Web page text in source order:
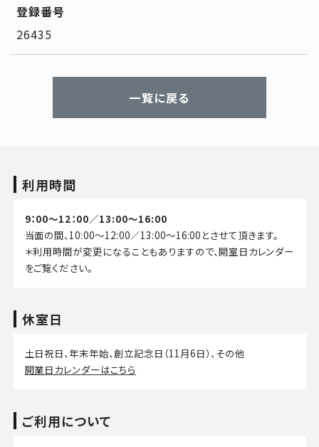
登録番号
26435
一覧に戻る
利用時間
9：00～12：00／13:00～16:00
当面の間、10:00～12:00／13:00～16:00とさせて頂きます。
＊利用時間が変更になることもありますので、開室日カレンダー
をご覧ください。
休室日
土日祝日、年末年始、創立記念日（11月6日）、その他
開業日カレンダーはこちら
ご利用について